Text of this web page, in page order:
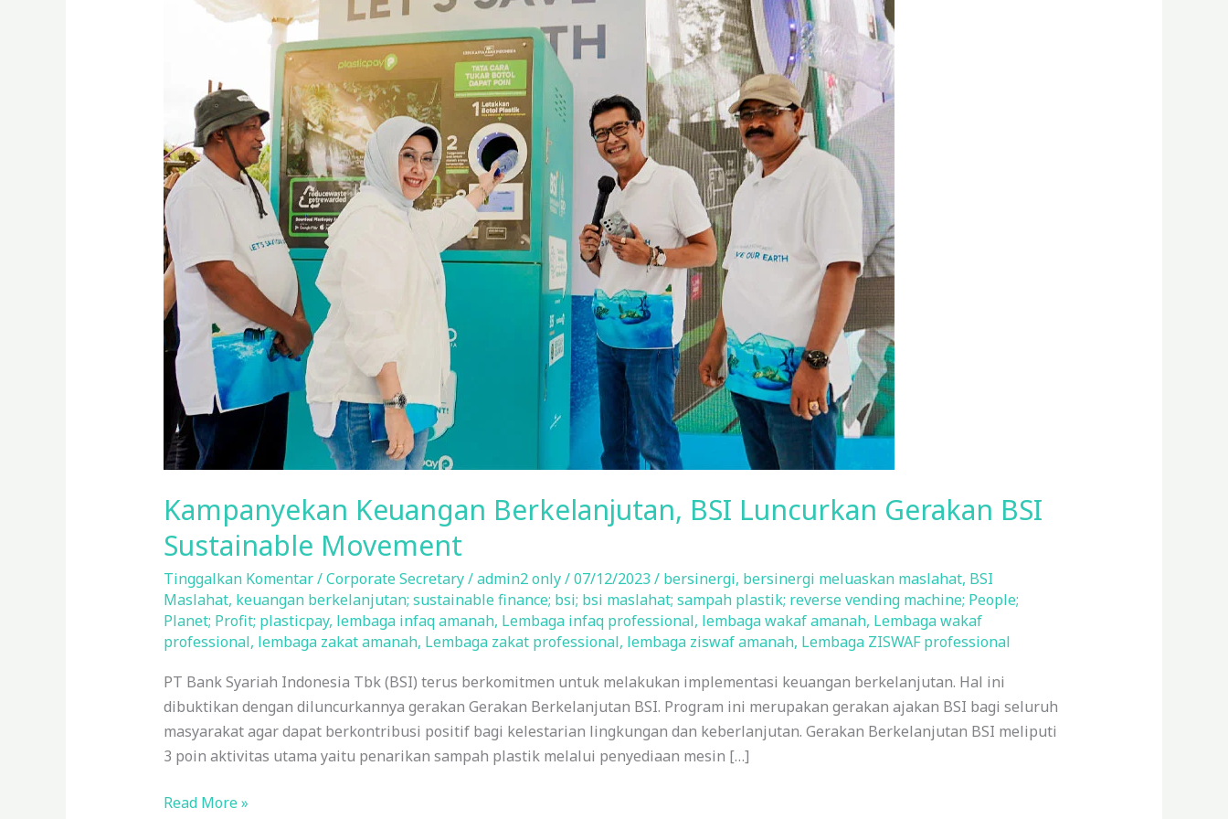
Kampanyekan Keuangan Berkelanjutan, BSI Luncurkan Gerakan BSI
Sustainable Movement
Tinggalkan Komentar/Corporate Secretary/admin2 only/07/12/2023 / bersinergi, bersinergi meluaskan maslahat, BSI
Maslahat, keuangan berkelanjutan; sustainable finance; bsi; bsi maslahat; sampah plastik; reverse vending machine; People;
Planet; Profit; plasticpay, lembaga infaq amanah, Lembaga infaq professional, lembaga wakaf amanah, Lembaga wakaf
professional, lembaga zakat amanah, Lembaga zakat professional, lembaga ziswaf amanah, Lembaga ZISWAF professional
PT Bank Syariah Indonesia Tbk (BSI) terus berkomitmen untuk melakukan implementasi keuangan berkelanjutan. Hal ini
dibuktikan dengan diluncurkannya gerakan Gerakan Berkelanjutan BSI. Program ini merupakan gerakan ajakan BSI bagi seluruh
masyarakat agar dapat berkontribusi positif bagi kelestarian lingkungan dan keberlanjutan. Gerakan Berkelanjutan BSI meliputi
3 poin aktivitas utama yaitu penarikan sampah plastik melalui penyediaan mesin […]
Berkelanjutan,
Luncurkan
Gerakan
Sustainable
Movement
Read More »